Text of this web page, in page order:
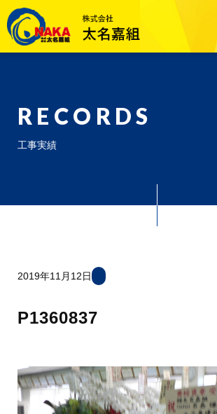
RECORDS
工事実績
2019年11月12日
P1360837